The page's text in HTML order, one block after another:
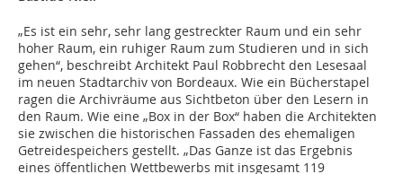
„Es ist ein sehr, sehr lang gestreckter Raum und ein sehr
hoher Raum, ein ruhiger Raum zum Studieren und in sich
gehen“, beschreibt Architekt Paul Robbrecht den Lesesaal
im neuen Stadtarchiv von Bordeaux. Wie ein Bücherstapel
ragen die Archivräume aus Sichtbeton über den Lesern in
den Raum. Wie eine „Box in der Box“ haben die Architekten
sie zwischen die historischen Fassaden des ehemaligen
Getreidespeichers gestellt. „Das Ganze ist das Ergebnis
eines öffentlichen Wettbewerbs mit insgesamt 119